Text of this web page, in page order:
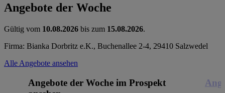
Angebote der Woche
Gültig vom 10.08.2026 bis zum 15.08.2026.
Firma: Bianka Dorbritz e.K., Buchenallee 2-4, 29410 Salzwedel
Alle Angebote ansehen
Angebote der Woche im Prospekt